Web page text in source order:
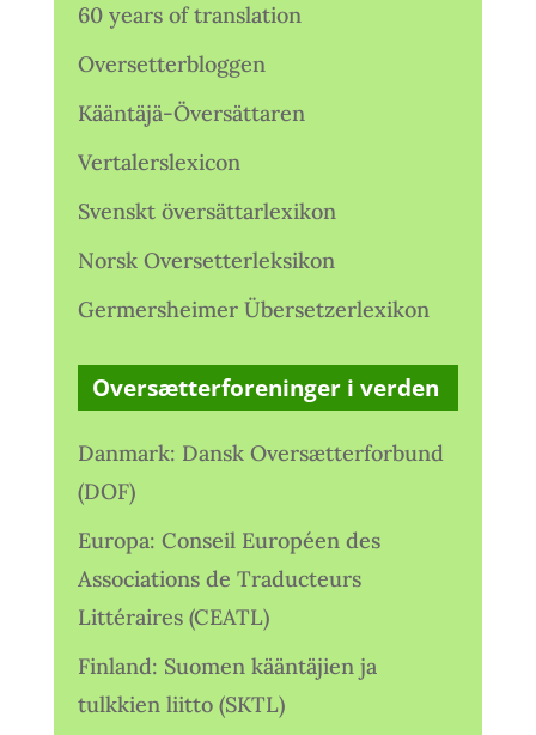
60 years of translation
Oversetterbloggen
Kääntäjä-Översättaren
Vertalerslexicon
Svenskt översättarlexikon
Norsk Oversetterleksikon
Germersheimer Übersetzerlexikon
Oversætterforeninger i verden
Danmark: Dansk Oversætterforbund
(DOF)
Europa: Conseil Européen des
Associations de Traducteurs
Littéraires (CEATL)
Finland: Suomen kääntäjien ja
tulkkien liitto (SKTL)